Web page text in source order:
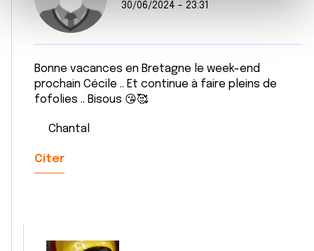
et les annonces, d'offrir des fonctionnalités relatives aux
médias sociaux et d'analyser notre trafic. Nous
publicité et d'analyse, qui peuvent combiner celles-ci
avec d'autres informations que vous leur avez fournies
ou qu'ils ont collectées lors de votre utilisation de leurs
services.
30/06/2024 - 23:31
Bonne vacances en Bretagne le week-end
prochain Cécile .. Et continue à faire pleins de
fofolies .. Bisous 😘🥰
Chantal
Citer